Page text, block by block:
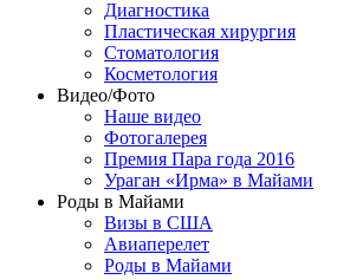
Диагностика
Пластическая хирургия
Стоматология
Косметология
Видео/Фото
Наше видео
Фотогалерея
Премия Пара года 2016
Ураган «Ирма» в Майами
Роды в Майами
Визы в США
Авиаперелет
Роды в Майами